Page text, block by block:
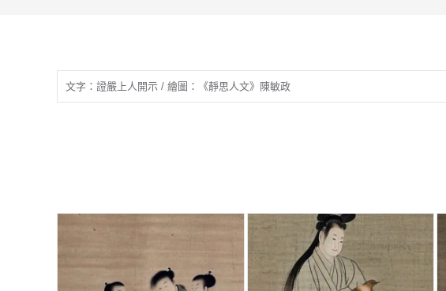
文字：證嚴上人開示 / 繪圖：《靜思人文》陳敏政